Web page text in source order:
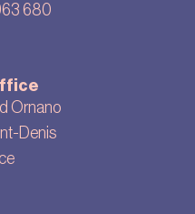
680
Ornano
Denis